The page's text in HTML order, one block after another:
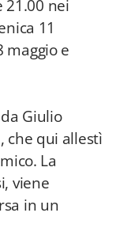
21.00 nei
11
maggio e
Giulio
che qui allestì
La
viene
in un